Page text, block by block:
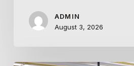
ADMIN
August 3, 2026